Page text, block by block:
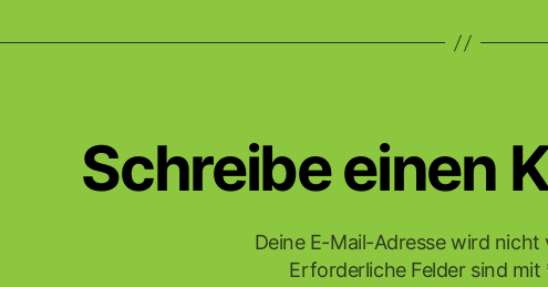
Schreibe einen
Deine E-Mail-Adresse wird
Erforderliche Felder sind mit